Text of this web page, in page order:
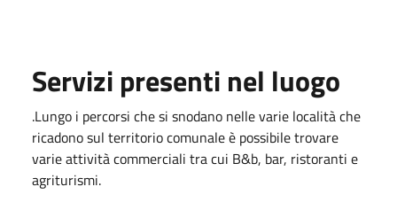
Servizi presenti nel luogo
.Lungo i percorsi che si snodano nelle varie località che
ricadono sul territorio comunale è possibile trovare
varie attività commerciali tra cui B&b, bar, ristoranti e
agriturismi.